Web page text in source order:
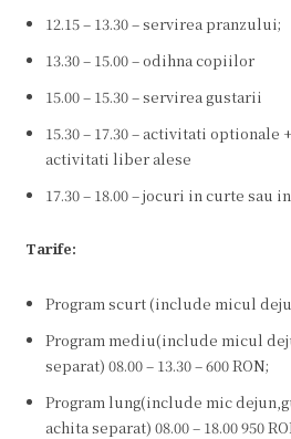
12.15 – 13.30 – servirea pranzului;
13.30 – 15.00 – odihna copiilor
15.00 – 15.30 – servirea gustarii
15.30 – 17.30 – activitati
activitati liber alese
17.30 – 18.00 – jocuri in curte sau
Tarife:
Program scurt (include micul
Program mediu(include micul
separat) 08.00 – 13.30 – 600 RON;
Program lung(include mic
achita separat) 08.00 – 18.00 950